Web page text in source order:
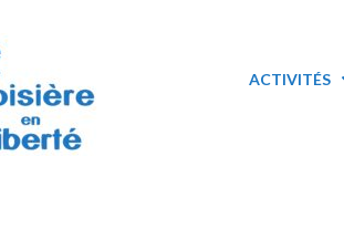
ACTIVITÉS